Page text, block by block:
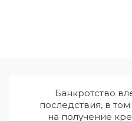
Банкротство
последствия, в
на получение